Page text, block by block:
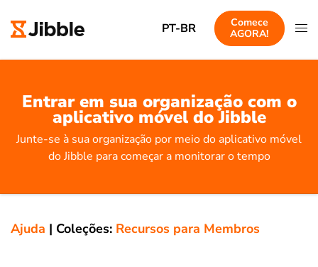
PT-BR
Comece
AGORA!
Entrar em sua organização com o
aplicativo móvel do Jibble
Junte-se à sua organização por meio do aplicativo móvel
do Jibble para começar a monitorar o tempo
Ajuda | Coleções: Recursos para Membros